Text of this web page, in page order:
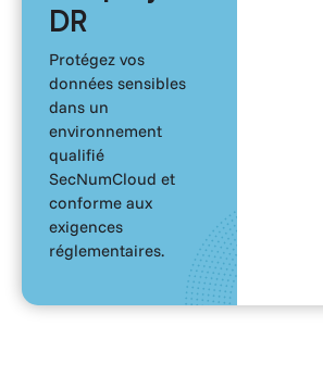
DR
Protégez vos
données sensibles
dans un
environnement
qualifié
SecNumCloud et
conforme aux
exigences
réglementaires.